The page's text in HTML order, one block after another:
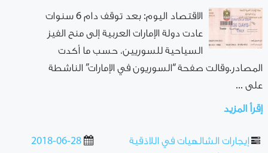
الاقتصاد اليوم: بعد توقف دام 6 سنوات
عادت دولة الإمارات العربية إلى منح الفيز
السياحية للسوريين، حسب ما أكدت
المصادر.وقالت صفحة “السوريون في الإمارات” الناشطة
على ...
إقرأ المزيد
2018-06-28
إيجارات الشالهيات في اللاذقية